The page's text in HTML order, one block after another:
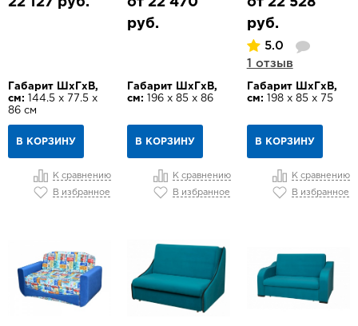
Габарит ШхГхВ,
см: 144.5 х 77.5 х
86 см
В КОРЗИНУ
К сравнению
В избранное
руб.
Габарит ШхГхВ,
см:
196 х 85 х 86
В КОРЗИНУ
К сравнению
В избранное
руб.
5.0
1 отзыв
Габарит ШхГхВ,
см: 198 х 85 х 75
В КОРЗИНУ
К сравнению
В избранное